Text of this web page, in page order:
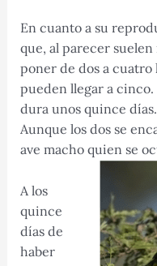
En cuanto a su
que, al parecer
poner de dos a cuatro
pueden llegar a
dura unos quince
Aunque los dos se
ave macho quien se
A los
quince
días de
haber